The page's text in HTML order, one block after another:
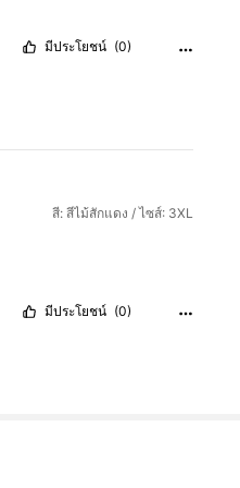
มีประโยชน์ (0)
สี: สีไม้สักแดง / ไซส์: 3XL
มีประโยชน์ (0)